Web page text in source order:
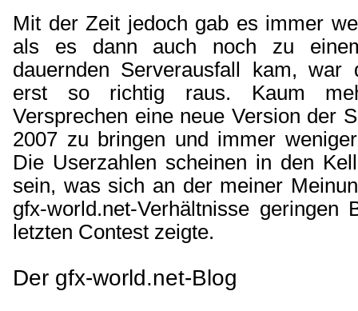
Mit der Zeit jedoch gab es immer
als es dann auch noch zu
dauernden Serverausfall kam, war
erst so richtig raus. Kaum
Versprechen eine neue Version der
2007 zu bringen und immer
Die Userzahlen scheinen in den
sein, was sich an der meiner
gfx-world.net-Verhältnisse geringen
letzten Contest zeigte.
Der gfx-world.net-Blog